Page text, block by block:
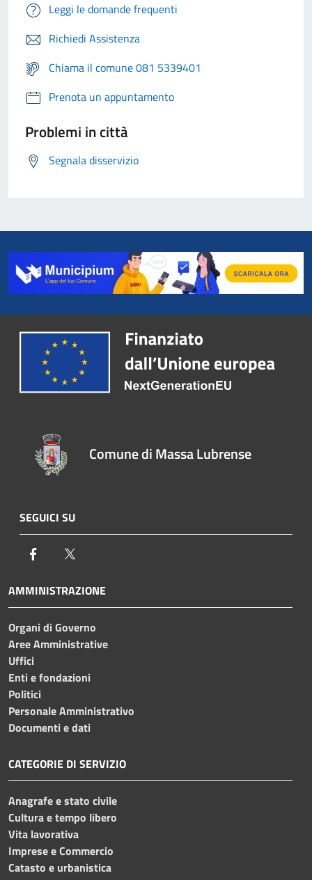
Leggi le domande frequenti
Richiedi Assistenza
Chiama il comune 081 5339401
Prenota un appuntamento
Problemi in città
Segnala disservizio
Comune di Massa Lubrense
SEGUICI SU
Facebook
AMMINISTRAZIONE
Organi di Governo
Aree Amministrative
Uffici
Enti e fondazioni
Politici
Personale Amministrativo
Documenti e dati
CATEGORIE DI SERVIZIO
Anagrafe e stato civile
Cultura e tempo libero
Vita lavorativa
Imprese e Commercio
Catasto e urbanistica